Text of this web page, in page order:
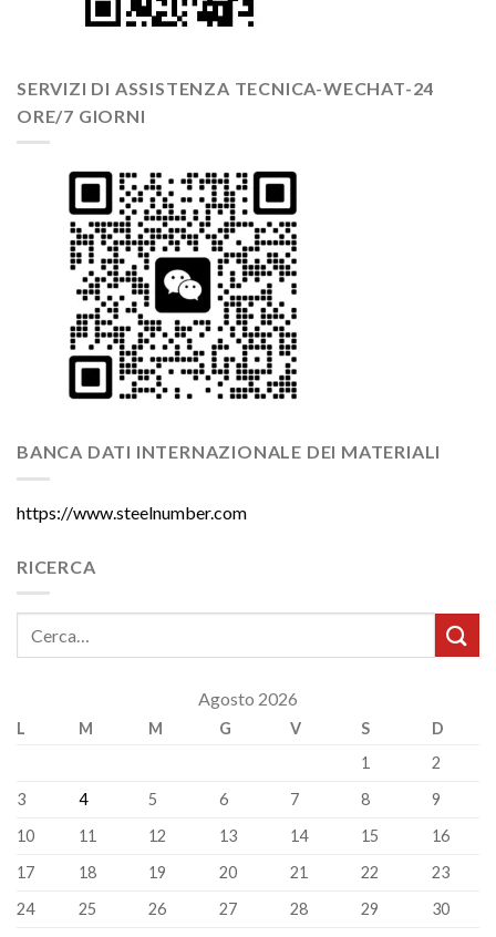
SERVIZI DI ASSISTENZA TECNICA-WECHAT-24
ORE/7 GIORNI
BANCA DATI INTERNAZIONALE DEI MATERIALI
https://www.steelnumber.com
RICERCA
Agosto 2026
L M M G V S
D
1
2
3
4 5 6 7 8
9
10
11 12 13 14 15
16
17
18 19 20 21 22
23
24
25 26 27 28 29
30